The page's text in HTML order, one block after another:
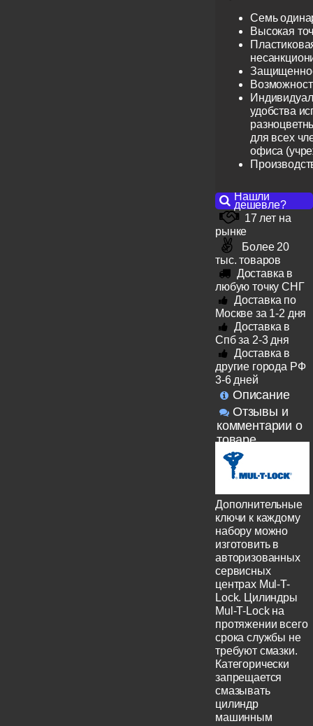
Семь
Высокая
удобства
для всех
офиса
Нашли
дешевле?
17 лет на
рынке
Более 20
тыс. товаров
Доставка в
любую точку СНГ
Доставка по
Москве за 1-2 дня
Доставка в
Спб за 2-3 дня
Доставка в
другие города РФ
3-6 дней
Описание
Отзывы и
комментарии о
товаре
Дополнительные
ключи к каждому
набору можно
изготовить в
авторизованных
сервисных
центрах Mul-T-
Lock. Цилиндры
Mul-T-Lock на
протяжении всего
срока службы не
требуют смазки.
Категорически
запрещается
смазывать
цилиндр
машинным